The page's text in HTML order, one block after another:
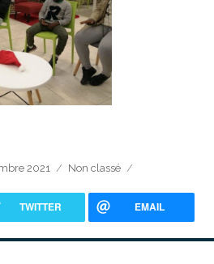
2021 Catégories
Non classé
TWITTER EMAIL